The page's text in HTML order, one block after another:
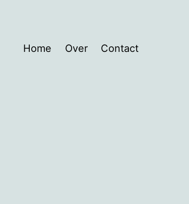
Home Over Contact